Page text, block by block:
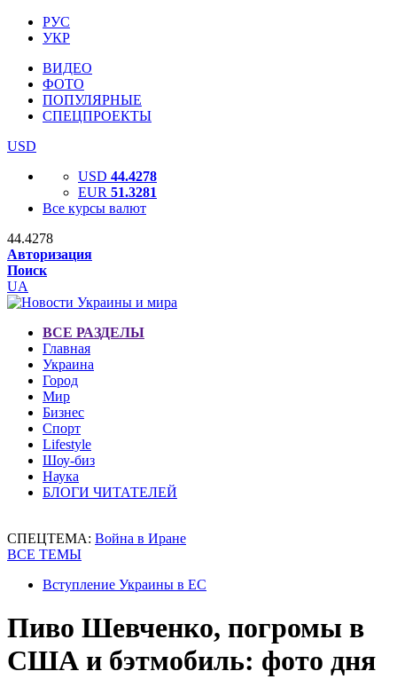
РУС
УКР
ВИДЕО
ФОТО
ПОПУЛЯРНЫЕ
СПЕЦПРОЕКТЫ
USD
USD 44.4278
EUR 51.3281
Все курсы валют
44.4278
Авторизация
Поиск
UA
ВСЕ РАЗДЕЛЫ
Главная
Украина
Город
Мир
Бизнес
Спорт
Lifestyle
Шоу-биз
Наука
БЛОГИ ЧИТАТЕЛЕЙ
СПЕЦТЕМА: Война в Иране
ВСЕ ТЕМЫ
Вступление Украины в ЕС
Пиво Шевченко, погромы в
США и бэтмобиль: фото дня